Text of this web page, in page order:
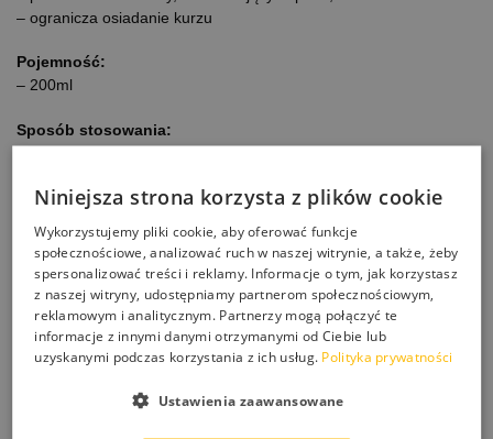
– ogranicza osiadanie kurzu
Pojemność:
– 200ml
Sposób stosowania:
Niewielką ilość środka nanieść bezpośrednio na czyszczoną
rozprowadzić płyn po powierzchni i delikatnie wypolerować.
Niniejsza strona korzysta z plików cookie
Wykorzystujemy pliki cookie, aby oferować funkcje
społecznościowe, analizować ruch w naszej witrynie, a także, żeby
spersonalizować treści i reklamy. Informacje o tym, jak korzystasz
z naszej witryny, udostępniamy partnerom społecznościowym,
reklamowym i analitycznym. Partnerzy mogą połączyć te
informacje z innymi danymi otrzymanymi od Ciebie lub
uzyskanymi podczas korzystania z ich usług. Polityka prywatności
Ustawienia zaawansowane